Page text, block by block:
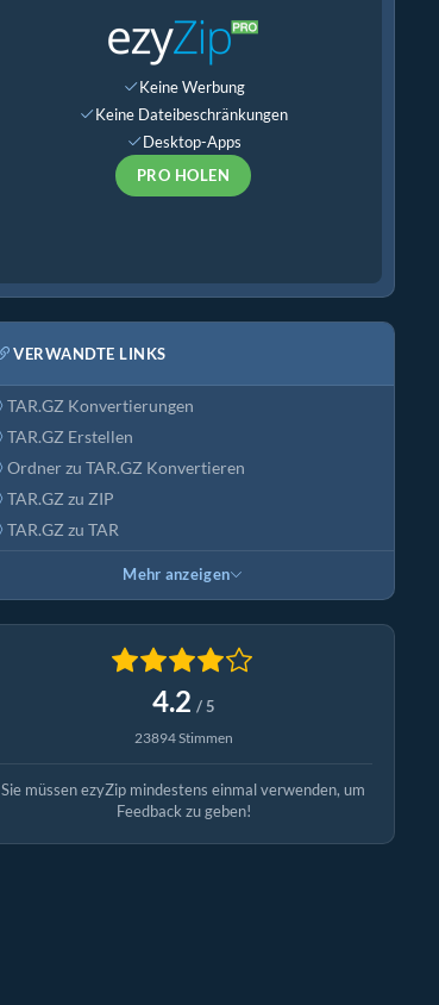
Keine Werbung
Keine Dateibeschränkungen
Desktop-Apps
PRO HOLEN
VERWANDTE LINKS
TAR.GZ Konvertierungen
TAR.GZ Erstellen
Ordner zu TAR.GZ Konvertieren
TAR.GZ zu ZIP
TAR.GZ zu TAR
Mehr anzeigen
4.2 / 5
23894 Stimmen
Sie müssen ezyZip mindestens einmal verwenden, um
Feedback zu geben!